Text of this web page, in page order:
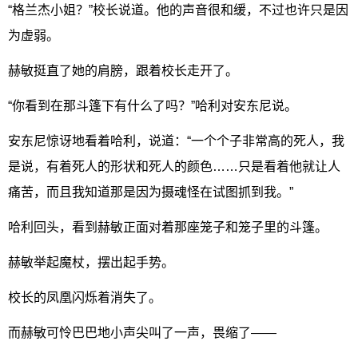
“格兰杰小姐？”校长说道。他的声音很和缓，不过也许只是因
为虚弱。
赫敏挺直了她的肩膀，跟着校长走开了。
“你看到在那斗篷下有什么了吗？”哈利对安东尼说。
安东尼惊讶地看着哈利，说道：“一个个子非常高的死人，我
是说，有着死人的形状和死人的颜色……只是看着他就让人
痛苦，而且我知道那是因为摄魂怪在试图抓到我。”
哈利回头，看到赫敏正面对着那座笼子和笼子里的斗篷。
赫敏举起魔杖，摆出起手势。
校长的凤凰闪烁着消失了。
而赫敏可怜巴巴地小声尖叫了一声，畏缩了——